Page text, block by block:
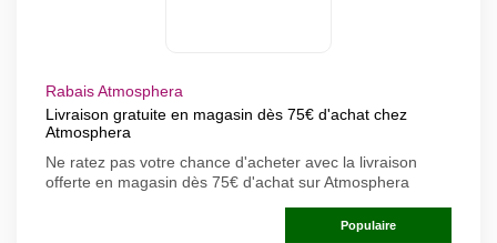
Rabais Atmosphera
Livraison gratuite en magasin dès 75€ d'achat chez
Atmosphera
Ne ratez pas votre chance d'acheter avec la livraison
offerte en magasin dès 75€ d'achat sur Atmosphera
Populaire